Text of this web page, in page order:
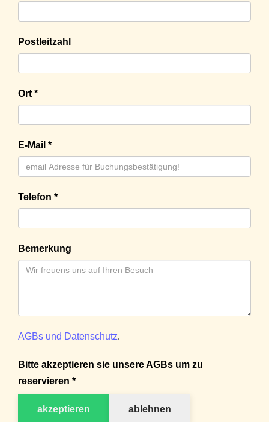
Postleitzahl
Ort *
E-Mail *
Telefon *
Bemerkung
AGBs und Datenschutz.
Bitte akzeptieren sie unsere AGBs um zu
reservieren *
akzeptieren ablehnen